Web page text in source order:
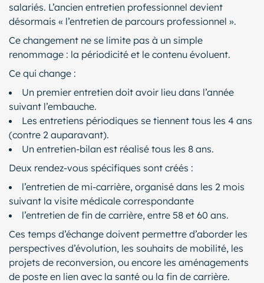
salariés. L’ancien entretien professionnel devient
désormais « l’entretien de parcours professionnel ».
Ce changement ne se limite pas à un simple
renommage : la périodicité et le contenu évoluent.
Ce qui change :
Un premier entretien doit avoir lieu dans l’année
suivant l’embauche.
Les entretiens périodiques se tiennent tous les 4 ans
(contre 2 auparavant).
Un entretien-bilan est réalisé tous les 8 ans.
Deux rendez-vous spécifiques sont créés :
l’entretien de mi-carrière, organisé dans les 2 mois
suivant la visite médicale correspondante
l’entretien de fin de carrière, entre 58 et 60 ans.
Ces temps d’échange doivent permettre d’aborder les
perspectives d’évolution, les souhaits de mobilité, les
projets de reconversion, ou encore les aménagements
de poste en lien avec la santé ou la fin de carrière.